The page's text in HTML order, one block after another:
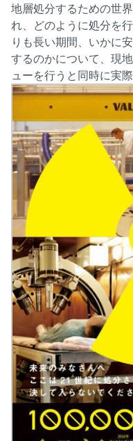
地層処分するための世
れ、どのように処分を
りも長い期間、いかに
するのかについて、現
ューを行うと同時に実